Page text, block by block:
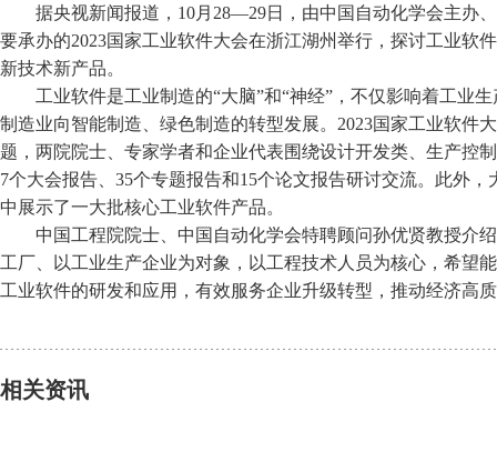
据央视新闻报道，10月28—29日，由中国自动化学会主办
要承办的2023国家工业软件大会在浙江湖州举行，探讨工业软
新技术新产品。
工业软件是工业制造的“大脑”和“神经”，不仅影响着工业
制造业向智能制造、绿色制造的转型发展。2023国家工业软件
题，两院院士、专家学者和企业代表围绕设计开发类、生产控
7个大会报告、35个专题报告和15个论文报告研讨交流。此外
中展示了一大批核心工业软件产品。
中国工程院院士、中国自动化学会特聘顾问孙优贤教授介
工厂、以工业生产企业为对象，以工程技术人员为核心，希望
工业软件的研发和应用，有效服务企业升级转型，推动经济高
相关资讯